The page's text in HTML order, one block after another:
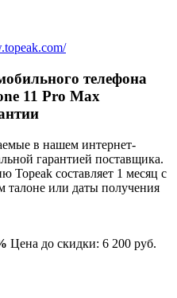
телефона
11 Pro Max
в нашем интернет-
гарантией поставщика.
Topeak составляет 1 месяц с
талоне или даты получения
Цена до скидки: 6 200 руб.